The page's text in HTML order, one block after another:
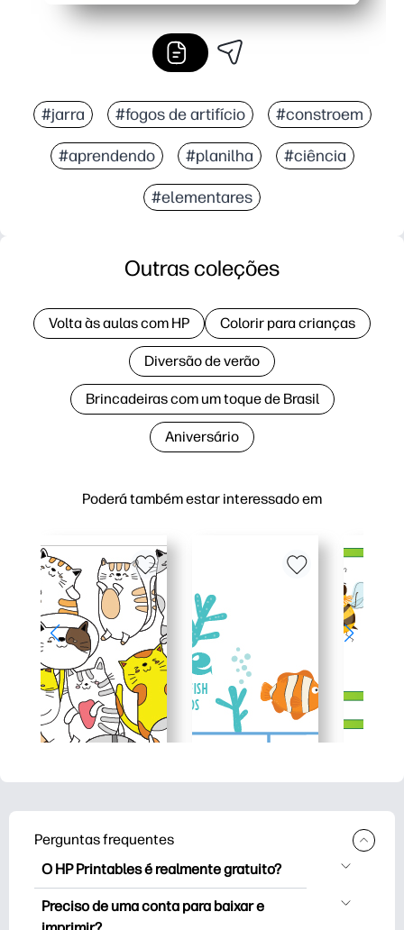
#jarra #fogos de artifício #constroem
#aprendendo #planilha #ciência
#elementares
Poderá também estar interessado em
Outras coleções
Volta às aulas com HP Colorir para crianças
Diversão de verão
Brincadeiras com um toque de Brasil
Aniversário
Perguntas frequentes
O HP Printables é realmente gratuito?
O HP Printables oferece mais de 2,500
impressoras gratuitas para baixar e
Preciso de uma conta para baixar e